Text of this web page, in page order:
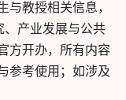
与教授相关信息，
、产业发展与公共
方开办，所有内容
参考使用；如涉及